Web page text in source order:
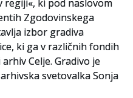
regiji«, ki pod naslovom
Zgodovinskega
izbor gradiva
ki ga v različnih fondih
Celje. Gradivo je
svetovalka Sonja